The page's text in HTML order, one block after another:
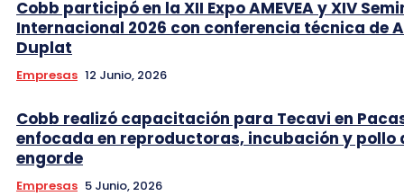
Cobb participó en la XII Expo AMEVEA y XIV
Internacional 2026 con conferencia técnica de
Duplat
Empresas 12 Junio, 2026
Cobb realizó capacitación para Tecavi en
enfocada en reproductoras, incubación y pollo
engorde
Empresas 5 Junio, 2026